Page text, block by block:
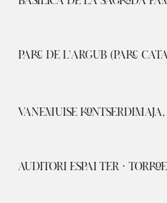
PARC DE L'ARGUB (PARC
VANEMUISE
AUDITORI ESPAI TER ·